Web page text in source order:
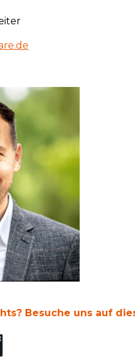
Besuche uns auf